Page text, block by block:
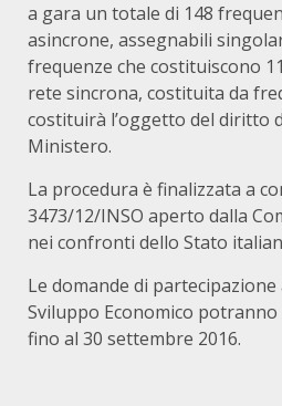
a gara un totale di 148
asincrone, assegnabili
frequenze che costituiscono
rete sincrona, costituita da
costituirà l’oggetto del diritto
Ministero.
La procedura è finalizzata a
3473/12/INSO aperto dalla
nei confronti dello Stato
Le domande di
Sviluppo Economico
fino al 30 settembre 2016.